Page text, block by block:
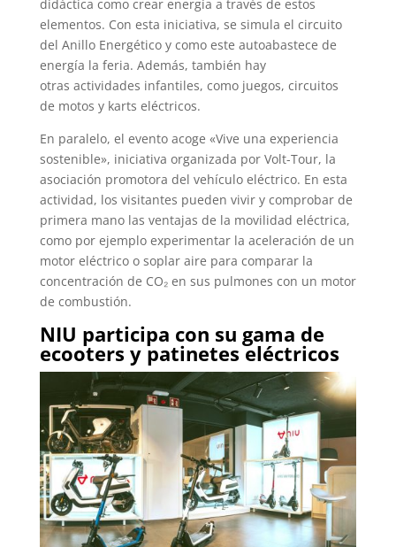
didáctica como crear energía a través de estos
elementos. Con esta iniciativa, se simula el circuito
del Anillo Energético y como este autoabastece de
energía la feria. Además, también hay
otras actividades infantiles, como juegos, circuitos
de motos y karts eléctricos.
En paralelo, el evento acoge «Vive una experiencia
sostenible», iniciativa organizada por Volt-Tour, la
asociación promotora del vehículo eléctrico. En esta
actividad, los visitantes pueden vivir y comprobar de
primera mano las ventajas de la movilidad eléctrica,
como por ejemplo experimentar la aceleración de un
motor eléctrico o soplar aire para comparar la
concentración de CO₂ en sus pulmones con un motor
de combustión.
NIU participa con su gama de
ecooters y patinetes eléctricos